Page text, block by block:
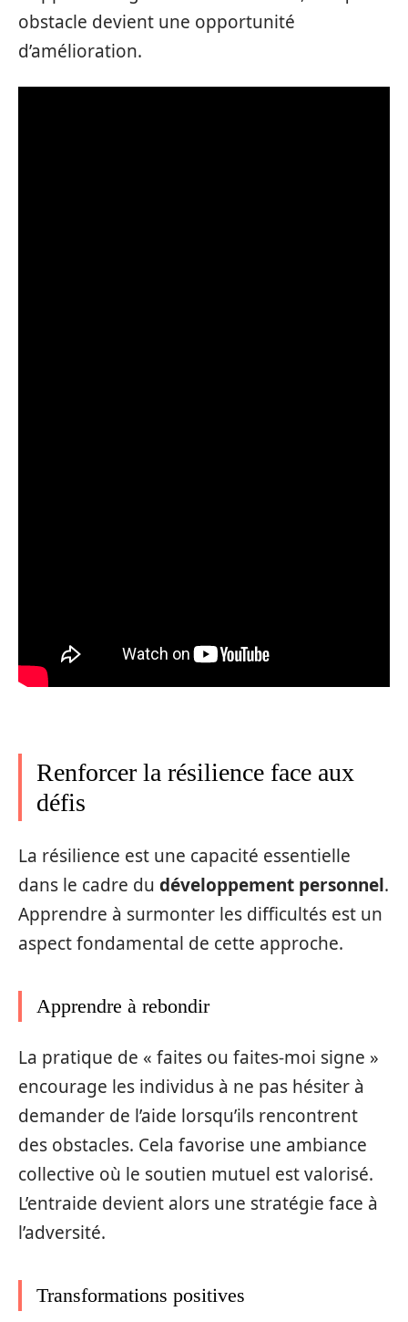
obstacle devient une opportunité
d’amélioration.
Renforcer la résilience face aux
défis
La résilience est une capacité essentielle
dans le cadre du développement personnel.
Apprendre à surmonter les difficultés est un
aspect fondamental de cette approche.
Apprendre à rebondir
La pratique de « faites ou faites-moi signe »
encourage les individus à ne pas hésiter à
demander de l’aide lorsqu’ils rencontrent
des obstacles. Cela favorise une ambiance
collective où le soutien mutuel est valorisé.
L’entraide devient alors une stratégie face à
l’adversité.
Transformations positives